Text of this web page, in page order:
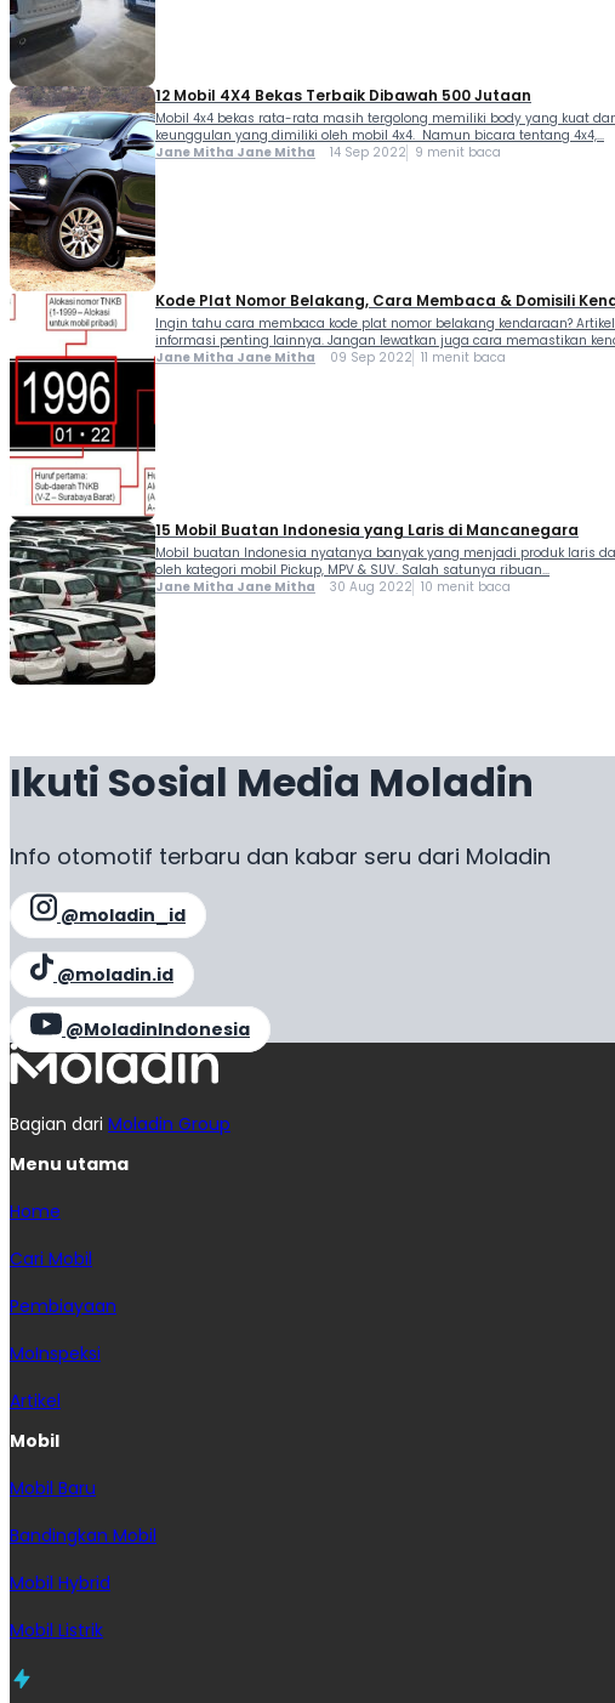
12 Mobil 4X4 Bekas Terbaik Dibawah 500 Jutaan
Mobil 4x4 bekas rata-rata masih tergolong memiliki body yang kuat
keunggulan yang dimiliki oleh mobil 4x4. Namun bicara tentang 4x4,...
Jane Mitha Jane Mitha 14 Sep 2022 9 menit baca
Kode Plat Nomor Belakang, Cara Membaca & Domisili
Ingin tahu cara membaca kode plat nomor belakang kendaraan?
informasi penting lainnya. Jangan lewatkan juga cara memastikan
Jane Mitha Jane Mitha 09 Sep 2022 11 menit baca
15 Mobil Buatan Indonesia yang Laris di Mancanegara
Mobil buatan Indonesia nyatanya banyak yang menjadi produk laris
oleh kategori mobil Pickup, MPV & SUV. Salah satunya ribuan...
Jane Mitha Jane Mitha 30 Aug 2022 10 menit baca
Ikuti Sosial Media Moladin
Info otomotif terbaru dan kabar seru dari Moladin
@moladin_id
@moladin.id
@MoladinIndonesia
Bagian dari Moladin Group
Menu utama
Home
Cari Mobil
Pembiayaan
MoInspeksi
Artikel
Mobil
Mobil Baru
Bandingkan Mobil
Mobil Hybrid
Mobil Listrik